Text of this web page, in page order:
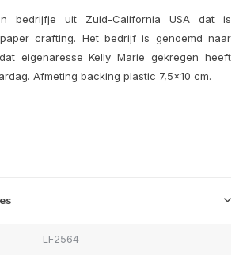
bedrijfje uit Zuid-California USA dat is
crafting. Het bedrijf is genoemd naar
eigenaresse Kelly Marie gekregen heeft
Afmeting backing plastic 7,5x10 cm.
LF2564